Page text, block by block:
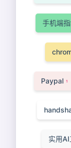
手机端
Paypal 1
实用